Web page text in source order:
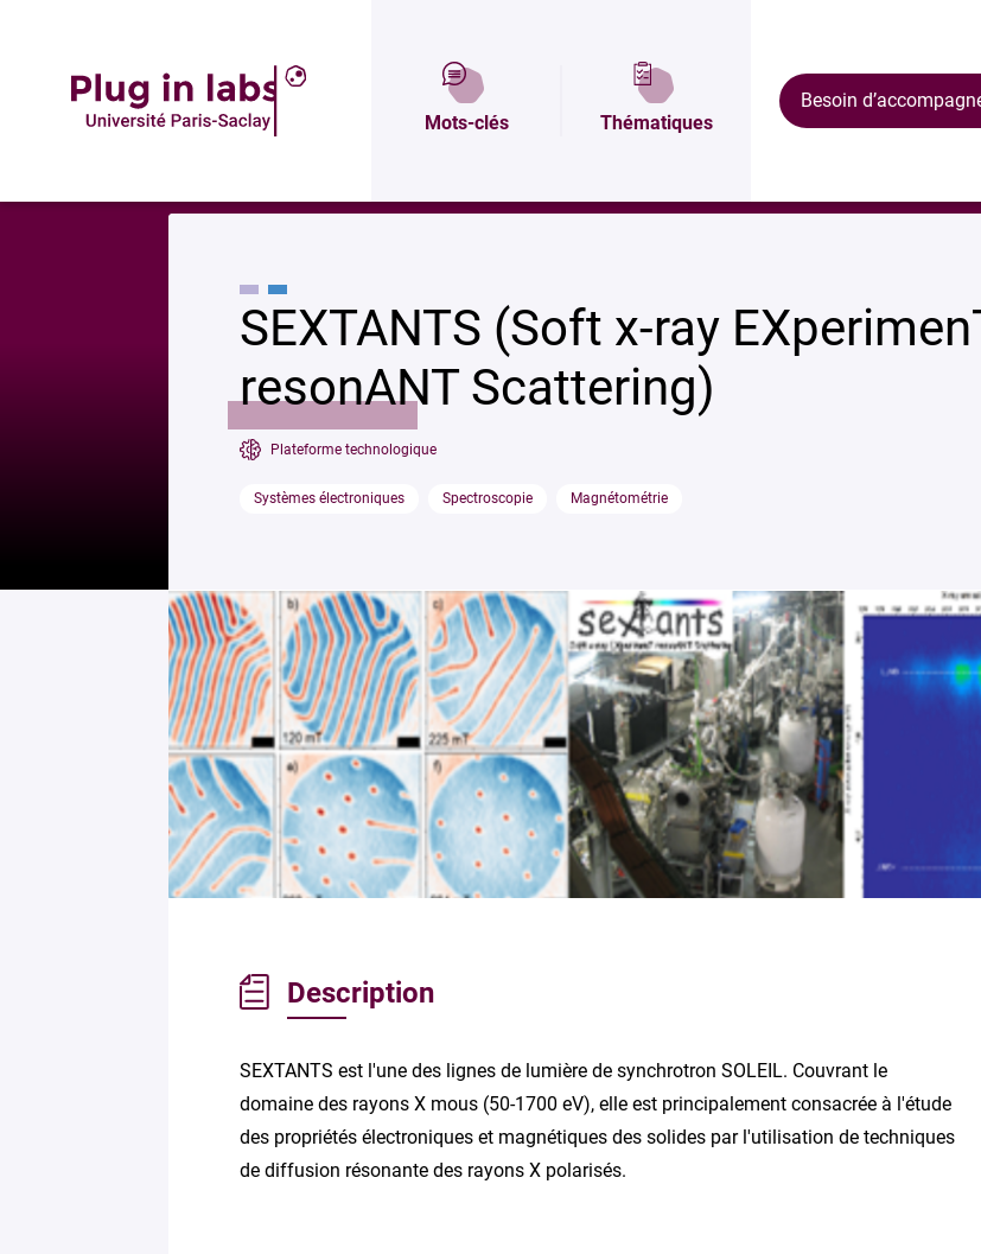
Mots-clés Thématiques
Besoin
SEXTANTS (Soft x-ray
resonANT Scattering)
Plateforme technologique
Systèmes électroniques Spectroscopie Magnétométrie
Description
SEXTANTS est l'une des lignes de lumière de synchrotron SOLEIL. Couvrant le
domaine des rayons X mous (50-1700 eV), elle est principalement consacrée à l'étude
des propriétés électroniques et magnétiques des solides par l'utilisation de techniques
de diffusion résonante des rayons X polarisés.